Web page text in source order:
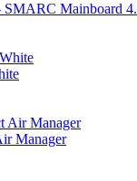
SMARC Mainboard
Manager